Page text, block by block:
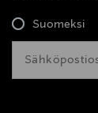
Suomeksi